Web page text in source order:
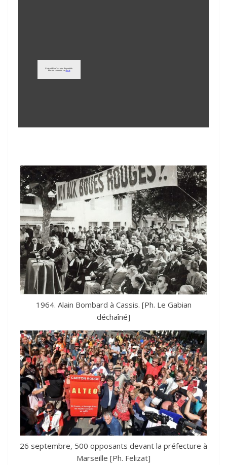
1964. Alain Bombard à Cassis. [Ph. Le Gabian
déchaîné]
26 septembre, 500 opposants devant la préfecture à
Marseille [Ph. Felizat]